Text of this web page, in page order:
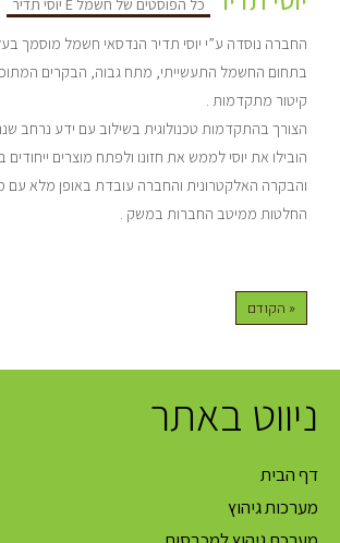
כל הפוסטים של חשמל E יוסי תדיר
בתחום החשמל התעשייתי, מתח גבוה, הבקרים
קיטור מתקדמות .
הצורך בהתקדמות טכנולוגית בשילוב עם ידע נרחב
הובילו את יוסי לממש את חזונו ולפתח מוצרים ייחודים
והבקרה האלקטרונית והחברה עובדת באופן מלא עם
החלטות ממיטב החברות במשק .
« הקודם
ניווט באתר
דף הבית
מערכות גיהוץ